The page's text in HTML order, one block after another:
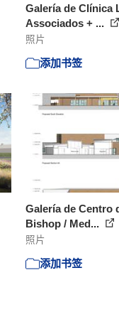
Galería de Clínica
Associados + ...
照片
添加书签
Galería de Centro
Bishop / Med...
照片
添加书签